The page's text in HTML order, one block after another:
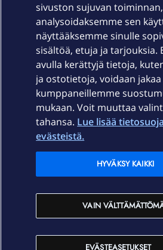
Laitteet & liittymät
Palvelut
Ajankohtaista
Elisa Oyj
In English
sivuston sujuvan toiminnan,
analysoidaksemme sen
näyttääksemme sinulle
sisältöä, etuja ja tarjouksia.
avulla kerättyjä tietoja,
ja ostotietoja, voidaan jakaa
kumppaneillemme
mukaan. Voit muuttaa
tahansa. Lue lisää
evästeistä.
EVÄSTEASETUKSET
VAIN
HYVÄKSY KAIKKI